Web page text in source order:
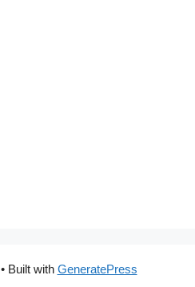
• Built with GeneratePress